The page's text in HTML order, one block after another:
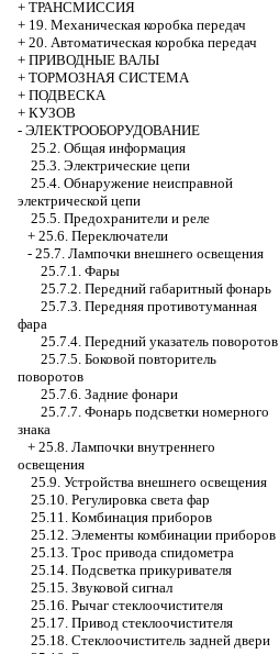
+ ТРАНСМИССИЯ
+ 19. Механическая коробка передач
+ 20. Автоматическая коробка передач
+ ПРИВОДНЫЕ ВАЛЫ
+ ТОРМОЗНАЯ СИСТЕМА
+ ПОДВЕСКА
+ КУЗОВ
- ЭЛЕКТРООБОРУДОВАНИЕ
25.2. Общая информация
25.3. Электрические цепи
25.4. Обнаружение неисправной
электрической цепи
25.5. Предохранители и реле
+ 25.6. Переключатели
- 25.7. Лампочки внешнего освещения
25.7.1. Фары
25.7.2. Передний габаритный фонарь
25.7.3. Передняя противотуманная
фара
25.7.4. Передний указатель поворотов
25.7.5. Боковой повторитель
поворотов
25.7.6. Задние фонари
25.7.7. Фонарь подсветки номерного
знака
+ 25.8. Лампочки внутреннего
освещения
25.9. Устройства внешнего освещения
25.10. Регулировка света фар
25.11. Комбинация приборов
25.12. Элементы комбинации приборов
25.13. Трос привода спидометра
25.14. Подсветка прикуривателя
25.15. Звуковой сигнал
25.16. Рычаг стеклоочистителя
25.17. Привод стеклоочистителя
25.18. Стеклоочиститель задней двери